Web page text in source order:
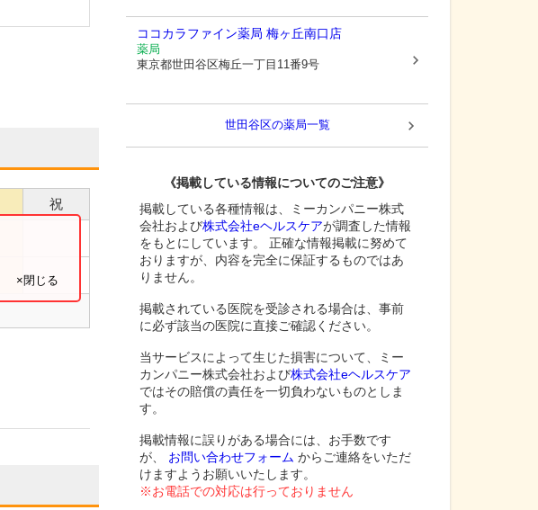
祝
×閉じる
ココカラファイン薬局 梅ヶ丘南口店
薬局
東京都世田谷区梅丘一丁目11番9号
世田谷区の薬局一覧
《掲載している情報についてのご注意》
掲載している各種情報は、ミーカンパニー株式
会社および株式会社eヘルスケアが調査した情報
をもとにしています。 正確な情報掲載に努めて
おりますが、内容を完全に保証するものではあ
りません。
掲載されている医院を受診される場合は、事前
に必ず該当の医院に直接ご確認ください。
当サービスによって生じた損害について、ミー
カンパニー株式会社および株式会社eヘルスケア
ではその賠償の責任を一切負わないものとしま
す。
掲載情報に誤りがある場合には、お手数です
が、
お問い合わせフォーム からご連絡をいただ
けますようお願いいたします。
※お電話での対応は行っておりません